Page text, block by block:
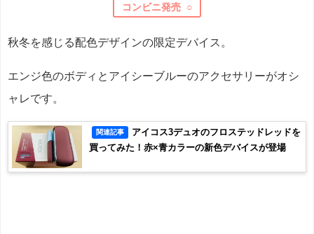
コンビニ発売 ○
秋冬を感じる配色デザインの限定デバイス。
エンジ色のボディとアイシーブルーのアクセサリーがオシ
ャレです。
関連記事
アイコス3デュオのフロステッドレッドを
買ってみた！赤×青カラーの新色デバイスが登場